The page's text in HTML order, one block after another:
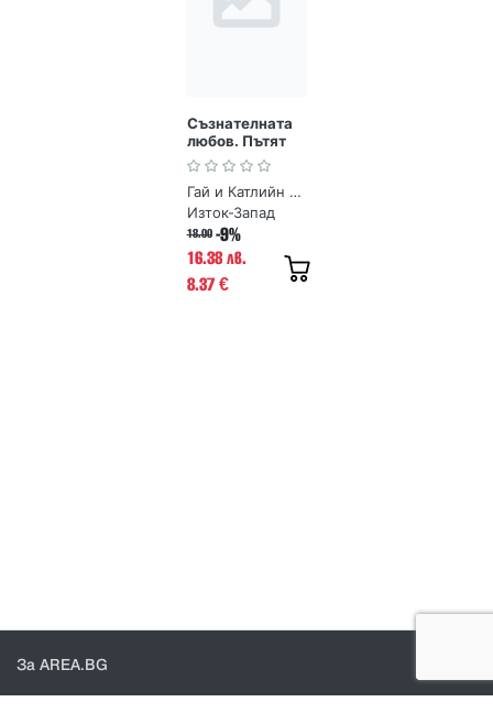
Съзнателната
любов. Пътят
към взаимна
отдаденост
Гай и Катлийн Хендрикс
Изток-Запад
18.00 -9%
16.38 лв.
8.37€
За AREA.BG